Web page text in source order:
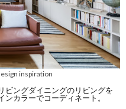
inspiration
ビングダイニングのリビングを
カラーでコーディネート。